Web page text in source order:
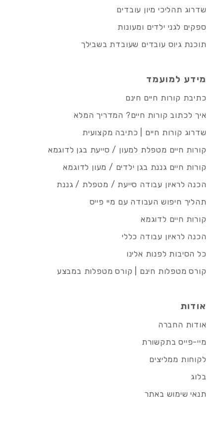
שדרוג תהליכי מיון עובדים
ספקים לגני ילדים ומעונות
תוכנת גיוס עובדים שעובדת בשבילך
מידע למועמד
כתיבת קורות חיים חינם
איך לכתוב קורות חיים? המדריך המלא
שדרוג קורות חיים | כתיבה מקצועית
קורות חיים מטפלת למעון / סייעת בגן לדוגמא
קורות חיים גננת בגן ילדים / מעון לדוגמא
הכנה לראיון עבודה סייעת / מטפלת / גננת
תהליך חיפוש העבודה עם מיי פייס
קורות חיים לדוגמא
הכנה לראיון עבודה כללי
כל הסיבות לפנות אלינו
קורס מטפלות חינם | קורס מטפלות במבצע
אודות
אודות החברה
מיי-פייס בתקשורת
לקוחות ממליצים
בלוג
תנאי שימוש באתר